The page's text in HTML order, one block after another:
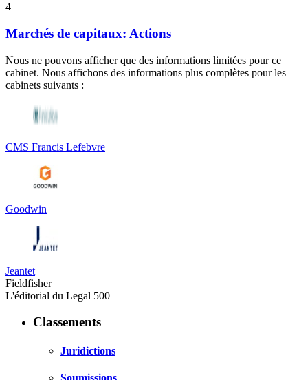
4
Marchés de capitaux: Actions
Nous ne pouvons afficher que des informations limitées pour ce
cabinet. Nous affichons des informations plus complètes pour les
cabinets suivants :
CMS Francis Lefebvre
Goodwin
Jeantet
Fieldfisher
L'éditorial du Legal 500
Classements
Juridictions
Soumissions